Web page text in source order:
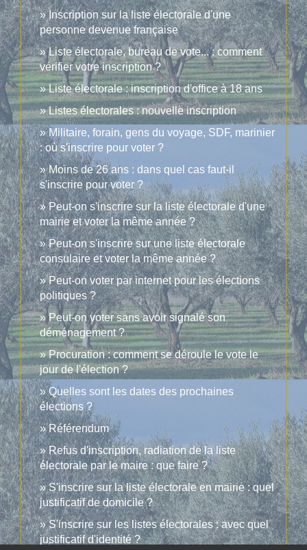
Inscription sur la liste électorale d'une
personne devenue française
Liste électorale, bureau de vote... : comment
vérifier votre inscription ?
Liste électorale : inscription d'office à 18 ans
Listes électorales : nouvelle inscription
Militaire, forain, gens du voyage, SDF, marinier
: où s'inscrire pour voter ?
Moins de 26 ans : dans quel cas faut-il
s'inscrire pour voter ?
Peut-on s'inscrire sur la liste électorale d'une
mairie et voter la même année ?
Peut-on s'inscrire sur une liste électorale
consulaire et voter la même année ?
Peut-on voter par internet pour les élections
politiques ?
Peut-on voter sans avoir signalé son
déménagement ?
Procuration : comment se déroule le vote le
jour de l'élection ?
Quelles sont les dates des prochaines
élections ?
Référendum
Refus d'inscription, radiation de la liste
électorale par le maire : que faire ?
S'inscrire sur la liste électorale en mairie : quel
justificatif de domicile ?
S'inscrire sur les listes électorales : avec quel
justificatif d'identité ?